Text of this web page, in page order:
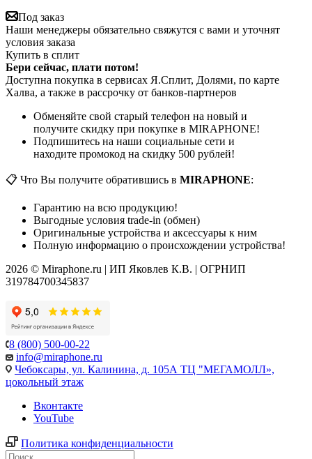
Под заказ
Наши менеджеры обязательно свяжутся с вами и уточнят
условия заказа
Купить в сплит
Бери сейчас, плати потом!
Доступна покупка в сервисах Я.Сплит, Долями, по карте
Халва, а также в рассрочку от банков-партнеров
Обменяйте свой старый телефон на новый и
получите скидку при покупке в MIRAPHONE!
Подпишитесь на наши социальные сети и
находите промокод на скидку 500 рублей!
📋 Что Вы получите обратившись в MIRAPHONE:
Гарантию на всю продукцию!
Выгодные условия trade-in (обмен)
Оригинальные устройства и аксессуары к ним
Полную информацию о происхождении устройства!
2026 © Miraphone.ru | ИП Яковлев К.В. | ОГРНИП
319784700345837
8 (800) 500-00-22
info@miraphone.ru
Чебоксары, ул. Калинина, д. 105А ТЦ "МЕГАМОЛЛ»,
цокольный этаж
Вконтакте
YouTube
Политика конфиденциальности